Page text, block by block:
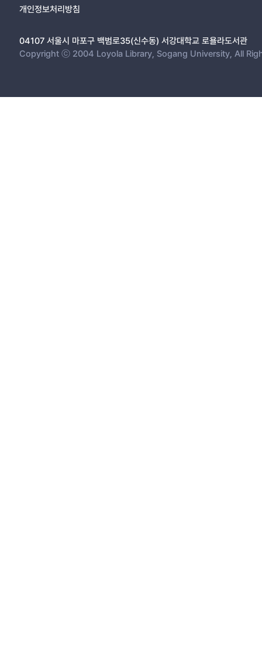
개인정보처리방침
04107 서울시 마포구 백범로35(신수동) 서강대학교 로욜라도서관
Copyright ⓒ 2004 Loyola Library, Sogang University, All